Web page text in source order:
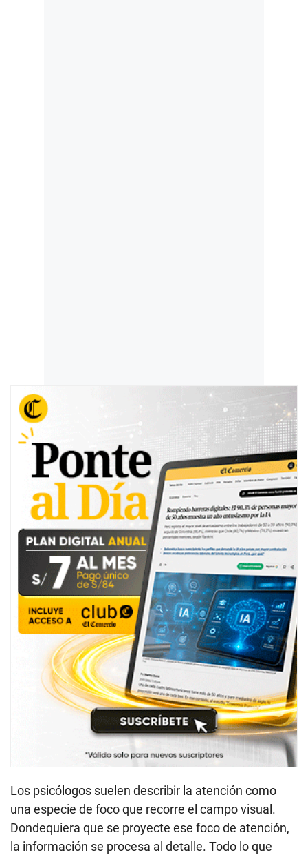
Los psicólogos suelen describir la atención como
una especie de foco que recorre el campo visual.
Dondequiera que se proyecte ese foco de atención,
la información se procesa al detalle. Todo lo que